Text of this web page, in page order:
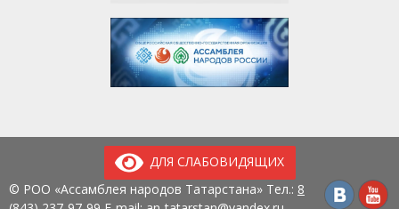
ДЛЯ СЛАБОВИДЯЩИХ
© РОО «Ассамблея народов Татарстана» Тел.: 8